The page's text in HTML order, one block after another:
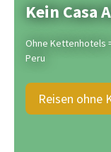
Kein Casa
Ohne Kettenhotels
Peru
Reisen ohne